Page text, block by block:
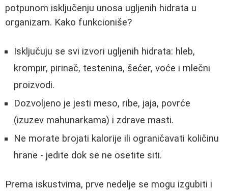
potpunom isključenju unosa ugljenih hidrata u
organizam. Kako funkcioniše?
Isključuju se svi izvori ugljenih hidrata: hleb,
krompir, pirinač, testenina, šećer, voće i mlečni
proizvodi.
Dozvoljeno je jesti meso, ribe, jaja, povrće
(izuzev mahunarkama) i zdrave masti.
Ne morate brojati kalorije ili ograničavati količinu
hrane - jedite dok se ne osetite siti.
Prema iskustvima, prve nedelje se mogu izgubiti i